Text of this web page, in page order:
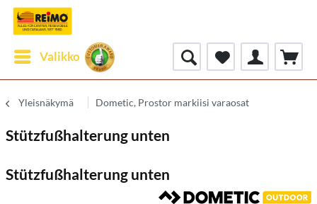
Valikko
Yleisnäkymä Dometic, Prostor markiisi varaosat
Stützfußhalterung unten
Stützfußhalterung unten